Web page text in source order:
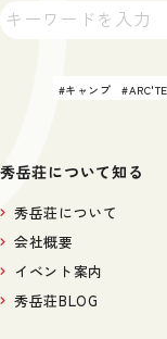
キャンプ
秀岳荘について知る
秀岳荘について
会社概要
イベント案内
秀岳荘BLOG